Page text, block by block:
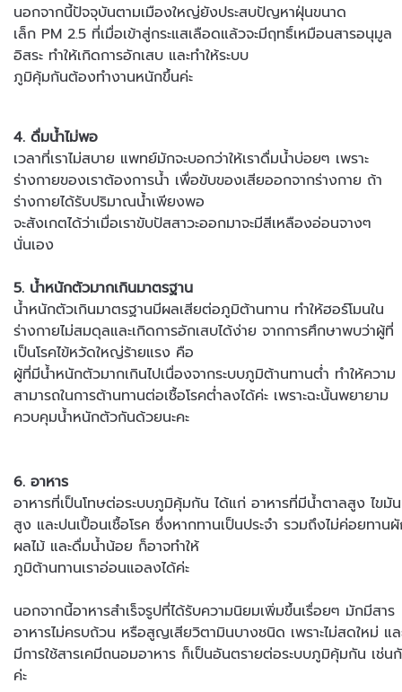
นอกจากนี้ปัจจุบันตามเมืองใหญ่ยังประสบปัญหาฝุ่นขนาด
เล็ก PM 2.5 ที่เมื่อเข้าสู่กระแสเลือดแล้วจะมีฤทธิ์เหมือนสารอนุมูล
อิสระ ทำให้เกิดการอักเสบ และทำให้ระบบ
ภูมิคุ้มกันต้องทำงานหนักขึ้นค่ะ
4. ดื่มน้ำไม่พอ
เวลาที่เราไม่สบาย แพทย์มักจะบอกว่าให้เราดื่มน้ำบ่อยๆ เพราะ
ร่างกายของเราต้องการน้ำ เพื่อขับของเสียออกจากร่างกาย ถ้า
ร่างกายได้รับปริมาณน้ำเพียงพอ
จะสังเกตได้ว่าเมื่อเราขับปัสสาวะออกมาจะมีสีเหลืองอ่อนจางๆ
นั่นเอง
5. น้ำหนักตัวมากเกินมาตรฐาน
น้ำหนักตัวเกินมาตรฐานมีผลเสียต่อภูมิต้านทาน ทำให้ฮอร์โมนใน
ร่างกายไม่สมดุลและเกิดการอักเสบได้ง่าย จากการศึกษาพบว่าผู้ที่
เป็นโรคไข้หวัดใหญ่ร้ายแรง คือ
ผู้ที่มีน้ำหนักตัวมากเกินไปเนื่องจากระบบภูมิต้านทานต่ำ ทำให้ความ
สามารถในการต้านทานต่อเชื้อโรคต่ำลงได้ค่ะ เพราะฉะนั้นพยายาม
ควบคุมน้ำหนักตัวกันด้วยนะคะ
6. อาหาร
อาหารที่เป็นโทษต่อระบบภูมิคุ้มกัน ได้แก่ อาหารที่มีน้ำตาลสูง ไขมัน
สูง และปนเปื้อนเชื้อโรค ซึ่งหากทานเป็นประจำ รวมถึงไม่ค่อยทาน
ผลไม้ และดื่มน้ำน้อย ก็อาจทำให้
ภูมิต้านทานเราอ่อนแอลงได้ค่ะ
นอกจากนี้อาหารสำเร็จรูปที่ได้รับความนิยมเพิ่มขึ้นเรื่อยๆ มักมีสาร
อาหารไม่ครบถ้วน หรือสูญเสียวิตามินบางชนิด เพราะไม่สดใหม่ แล
มีการใช้สารเคมีถนอมอาหาร ก็เป็นอันตรายต่อระบบภูมิคุ้มกัน เช่น
ค่ะ